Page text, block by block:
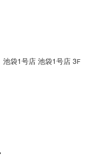
池袋1号店 池袋1号店 3F